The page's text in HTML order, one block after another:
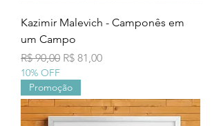
Kazimir Malevich - Camponês em
um Campo
Preço normal
R$ 90,00 Preço promocional
R$ 81,00
10% OFF
Promoção